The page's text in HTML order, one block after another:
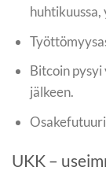
Bitcoin pysyi
jälkeen.
UKK –